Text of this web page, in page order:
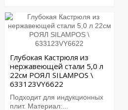
Глубокая Кастрюля из
нержавеющей стали 5,0 л
22см РОЯЛ SILAMPOS \
633123VY6622
Подходит для индукционных
плит. Материал:...